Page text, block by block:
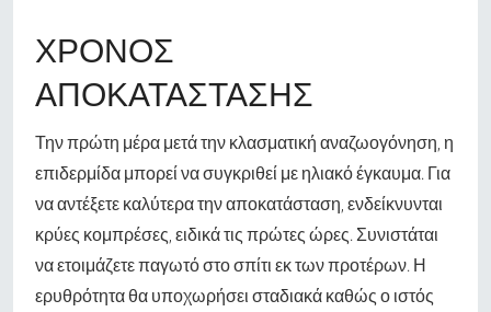
ΧΡΌΝΟΣ
ΑΠΟΚΑΤΆΣΤΑΣΗΣ
Την πρώτη μέρα μετά την κλασματική αναζωογόνηση, η
επιδερμίδα μπορεί να συγκριθεί με ηλιακό έγκαυμα. Για
να αντέξετε καλύτερα την αποκατάσταση, ενδείκνυνται
κρύες κομπρέσες, ειδικά τις πρώτες ώρες. Συνιστάται
να ετοιμάζετε παγωτό στο σπίτι εκ των προτέρων. Η
ερυθρότητα θα υποχωρήσει σταδιακά καθώς ο ιστός